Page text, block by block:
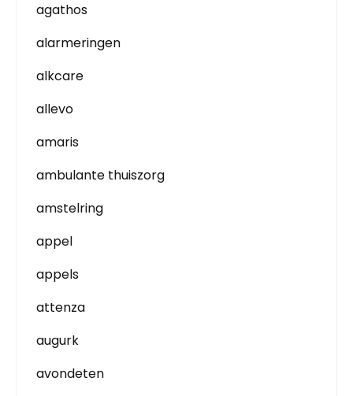
agathos
alarmeringen
alkcare
allevo
amaris
ambulante thuiszorg
amstelring
appel
appels
attenza
augurk
avondeten